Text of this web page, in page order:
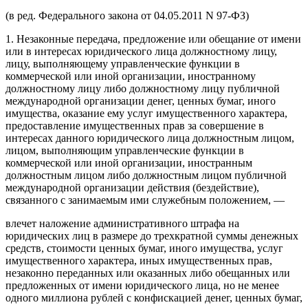
(в ред. Федерального закона от 04.05.2011 N 97-ФЗ)
1. Незаконные передача, предложение или обещание от имени
или в интересах юридического лица должностному лицу,
лицу, выполняющему управленческие функции в
коммерческой или иной организации, иностранному
должностному лицу либо должностному лицу публичной
международной организации денег, ценных бумаг, иного
имущества, оказание ему услуг имущественного характера,
предоставление имущественных прав за совершение в
интересах данного юридического лица должностным лицом,
лицом, выполняющим управленческие функции в
коммерческой или иной организации, иностранным
должностным лицом либо должностным лицом публичной
международной организации действия (бездействие),
связанного с занимаемым ими служебным положением, —
влечет наложение административного штрафа на
юридических лиц в размере до трехкратной суммы денежных
средств, стоимости ценных бумаг, иного имущества, услуг
имущественного характера, иных имущественных прав,
незаконно переданных или оказанных либо обещанных или
предложенных от имени юридического лица, но не менее
одного миллиона рублей с конфискацией денег, ценных бумаг,